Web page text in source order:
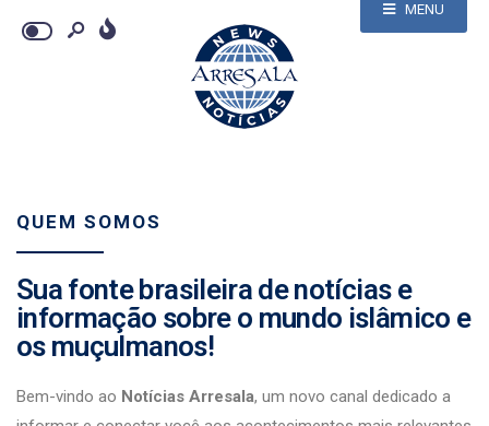
MENU
QUEM SOMOS
Sua fonte brasileira de notícias e
informação sobre o mundo islâmico e
os muçulmanos!
Bem-vindo ao Notícias Arresala, um novo canal dedicado a